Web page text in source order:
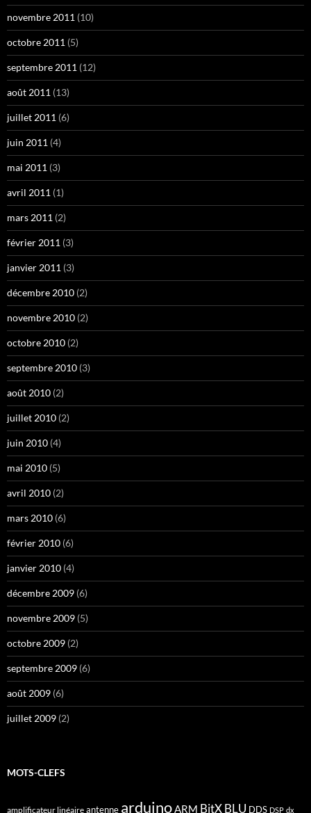
novembre 2011 (10)
octobre 2011 (5)
septembre 2011 (12)
août 2011 (13)
juillet 2011 (6)
juin 2011 (4)
mai 2011 (3)
avril 2011 (1)
mars 2011 (2)
février 2011 (3)
janvier 2011 (3)
décembre 2010 (2)
novembre 2010 (2)
octobre 2010 (2)
septembre 2010 (3)
août 2010 (2)
juillet 2010 (2)
juin 2010 (4)
mai 2010 (5)
avril 2010 (2)
mars 2010 (6)
février 2010 (6)
janvier 2010 (4)
décembre 2009 (6)
novembre 2009 (5)
octobre 2009 (2)
septembre 2009 (6)
août 2009 (6)
juillet 2009 (2)
MOTS-CLEFS
amplificateur linéaire antenne arduinoARM BitX BLU DDS DSP dx